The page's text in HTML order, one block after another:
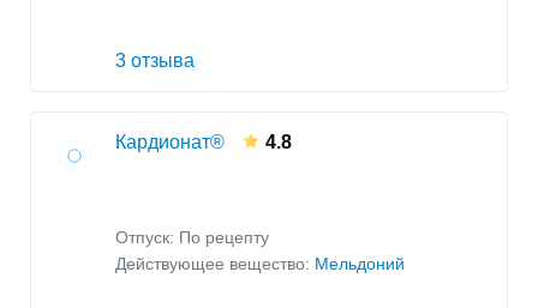
3 отзыва
Кардионат® 4.8
Отпуск: По рецепту
Действующее вещество: Мельдоний